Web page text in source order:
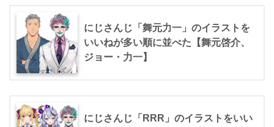
にじさんじ「舞元力一」のイラストを
いいねが多い順に並べた【舞元啓介、
ジョー・力一】
にじさんじ「RRR」のイラストをいい